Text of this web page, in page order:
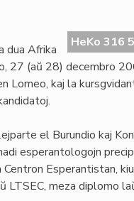
HeKo 316
dua Afrika
27 (aŭ 28) decembro
Lomeo, kaj la
el Burundio kaj
esperantologojn
Esperantistan,
meza diplomo